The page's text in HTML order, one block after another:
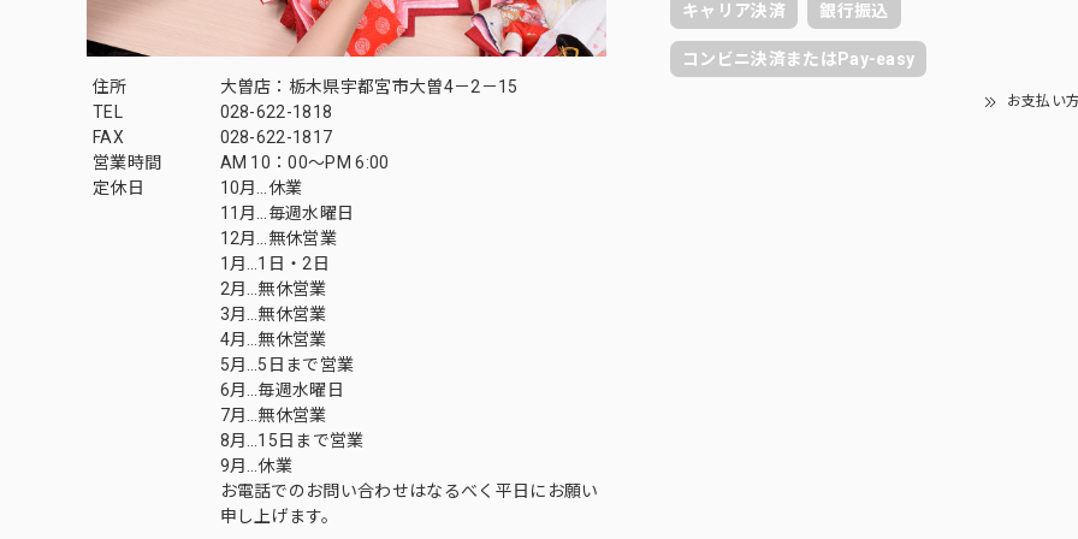
住所
大曽店：栃木県宇都宮市大曽4－2－15
TEL
028-622-1818
FAX
028-622-1817
営業時間
AM 10：00～PM 6:00
定休日
10月…休業
11月…毎週水曜日
12月…無休営業
1月…1日・2日
2月…無休営業
3月…無休営業
4月…無休営業
5月…5日まで営業
6月…毎週水曜日
7月…無休営業
8月…15日まで営業
9月…休業
お電話でのお問い合わせはなるべく平日にお願い
申し上げます。
キャリア決済 銀行振込
コンビニ決済またはPay-easy
お支払い